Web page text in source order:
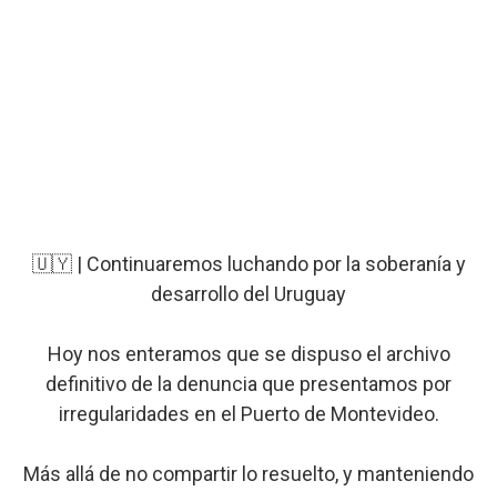
🇺🇾 | Continuaremos luchando por la soberanía y
desarrollo del Uruguay
Hoy nos enteramos que se dispuso el archivo
definitivo de la denuncia que presentamos por
irregularidades en el Puerto de Montevideo.
Más allá de no compartir lo resuelto, y manteniendo